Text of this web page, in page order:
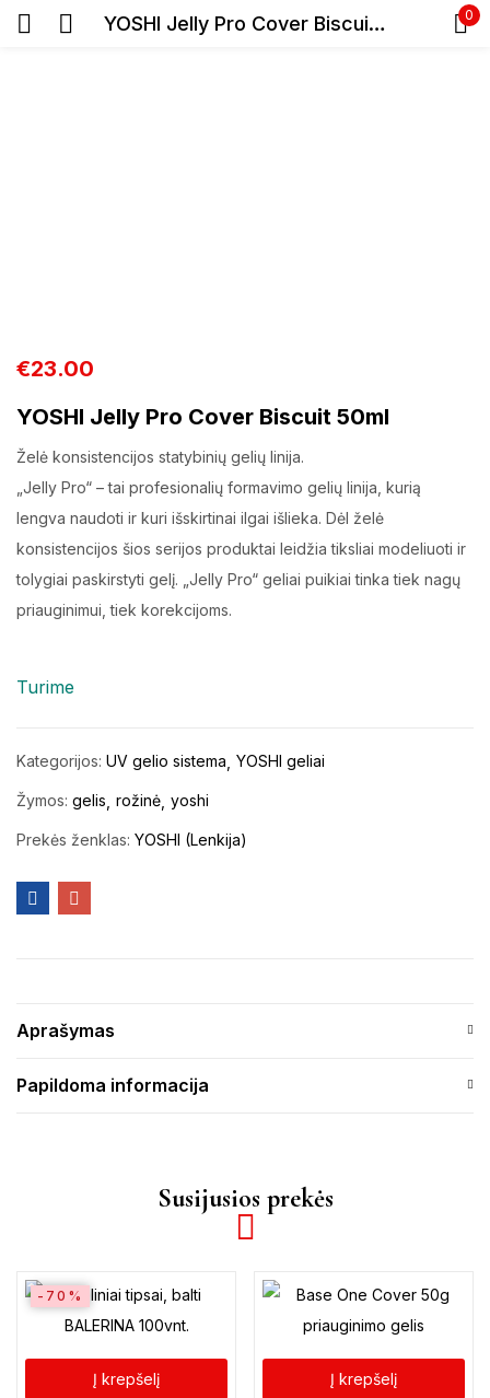
YOSHI Jelly Pro Cover Biscuit 50ml 0
€23.00
YOSHI Jelly Pro Cover Biscuit 50ml
Želė konsistencijos statybinių gelių linija.
„Jelly Pro“ – tai profesionalių formavimo gelių linija, kurią
lengva naudoti ir kuri išskirtinai ilgai išlieka. Dėl želė
konsistencijos šios serijos produktai leidžia tiksliai modeliuoti ir
tolygiai paskirstyti gelį. „Jelly Pro“ geliai puikiai tinka tiek nagų
priauginimui, tiek korekcijoms.
Turime
Kategorijos: UV gelio sistema YOSHI geliai
Žymos: gelis rožinė yoshi
Prekės ženklas: YOSHI (Lenkija)
Aprašymas
Papildoma informacija
Susijusios prekės
Į krepšelį
-70%
Į krepšelį
Registracija